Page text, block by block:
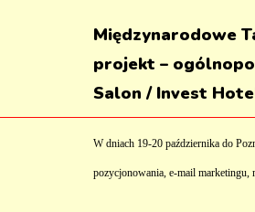
Międzynarodowe
projekt –
Salon / Invest
W dniach 19-20 października do
pozycjonowania, e-mail marketingu,